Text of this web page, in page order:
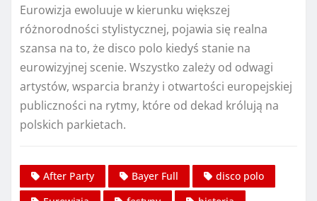
Eurowizja ewoluuje w kierunku większej
różnorodności stylistycznej, pojawia się realna
szansa na to, że disco polo kiedyś stanie na
eurowizyjnej scenie. Wszystko zależy od odwagi
artystów, wsparcia branży i otwartości europejskiej
publiczności na rytmy, które od dekad królują na
polskich parkietach.
After Party Bayer Full
disco polo